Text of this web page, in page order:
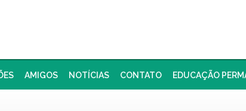
AMIGOS NOTÍCIAS CONTATO EDUCAÇÃO